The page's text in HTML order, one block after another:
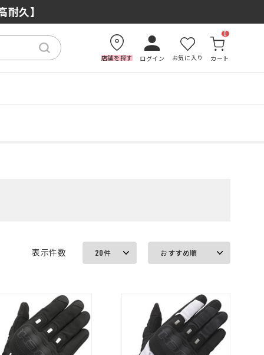
久】
すすめの理由
店舗を探す ログイン お気に入り カート
0
表示件数